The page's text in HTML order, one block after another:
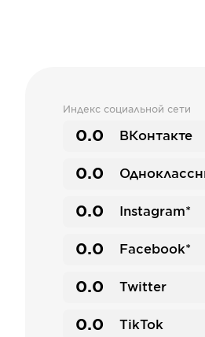
Индекс социальной сети
0.0 ВКонтакте
0.0
0.0 Instagram*
0.0 Facebook*
0.0 Twitter
0.0 TikTok